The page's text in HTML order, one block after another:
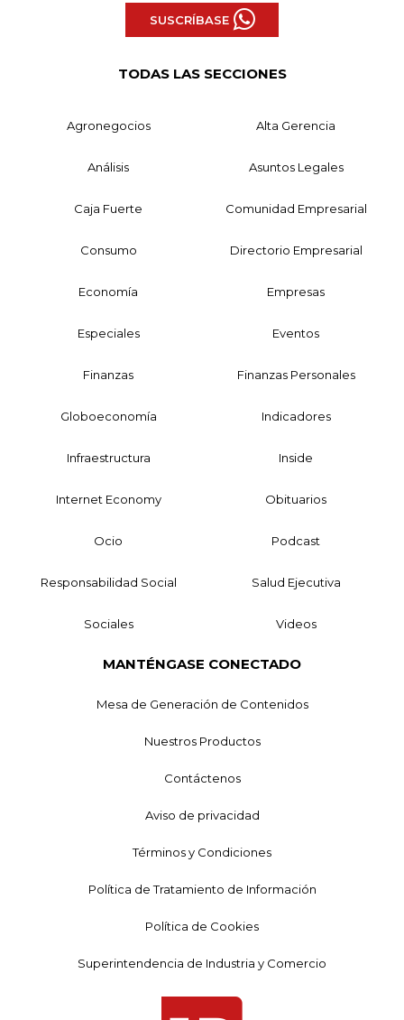
SUSCRÍBASE
TODAS LAS SECCIONES
Agronegocios Alta Gerencia
Análisis Asuntos Legales
Caja Fuerte Comunidad Empresarial
Consumo Directorio Empresarial
Economía Empresas
Especiales Eventos
Finanzas Finanzas Personales
Globoeconomía Indicadores
Infraestructura Inside
Internet Economy Obituarios
Ocio Podcast
Responsabilidad Social Salud Ejecutiva
Sociales Videos
MANTÉNGASE CONECTADO
Mesa de Generación de Contenidos
Nuestros Productos
Contáctenos
Aviso de privacidad
Términos y Condiciones
Política de Tratamiento de Información
Política de Cookies
Superintendencia de Industria y Comercio